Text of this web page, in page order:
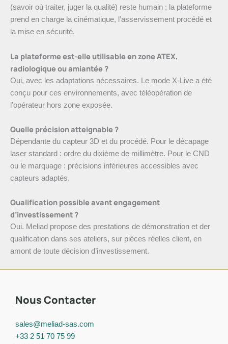
(savoir où traiter, juger la qualité) reste humain ; la plateforme
prend en charge la cinématique, l’asservissement procédé et
la mise en sécurité.
La plateforme est-elle utilisable en zone ATEX,
radiologique ou amiantée ?
Oui, avec les adaptations nécessaires. Le mode X-Live a été
conçu pour ces environnements, avec téléopération de
l’opérateur hors zone exposée.
Quelle précision atteignable ?
Dépendante du capteur 3D et du procédé. Pour le décapage
laser standard : ordre du dixième de millimètre. Pour le CND
ou le marquage : précisions inférieures accessibles avec
capteurs adaptés.
Qualification possible avant engagement
d’investissement ?
Oui. Meliad propose des prestations de démonstration et der
qualification dans ses ateliers, sur pièces réelles client, en
amont de toute décision d’investissement.
Nous Contacter
sales@meliad-sas.com
+33 2 51 70 75 99